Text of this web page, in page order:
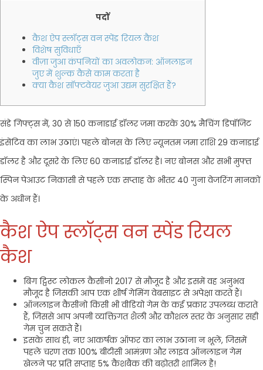
पदों
कैश ऐप स्लॉट्स वन स्पेंड रियल कैश
विशेष सुविधाएँ
वीज़ा जुआ कंपनियों का अवलोकन: ऑनलाइन
जुए में शुल्क कैसे काम करता है
क्या कैश सॉफ्टवेयर जुआ उद्यम सुरक्षित हैं?
संडे गिफ्ट्स में, 30 से 150 कनाडाई डॉलर जमा करके 30% मैचिंग डिपॉजिट
इंसेंटिव का लाभ उठाएं। पहले बोनस के लिए न्यूनतम जमा राशि 29 कनाडाई
डॉलर है और दूसरे के लिए 60 कनाडाई डॉलर है। नए बोनस और सभी मुफ्त
स्पिन पेआउट निकासी से पहले एक सप्ताह के भीतर 40 गुना वेजरिंग मानकों
के अधीन हैं।
कैश ऐप स्लॉट्स वन स्पेंड रियल
कैश
बिग ट्विस्ट लोकल कैसीनो 2017 से मौजूद है और इसमें वह अनुभव
मौजूद है जिसकी आप एक शीर्ष गेमिंग वेबसाइट से अपेक्षा करते हैं।
ऑनलाइन कैसीनो किसी भी वीडियो गेम के कई प्रकार उपलब्ध कराते
हैं, जिससे आप अपनी व्यक्तिगत शैली और कौशल स्तर के अनुसार सही
गेम चुन सकते हैं।
इसके साथ ही, नए आकर्षक ऑफर का लाभ उठाना न भूलें, जिसमें
पहले चरण तक 100% बीटीसी आमंत्रण और लाइव ऑनलाइन गेम
खेलने पर प्रति सप्ताह 5% कैशबैक की बढ़ोतरी शामिल है!